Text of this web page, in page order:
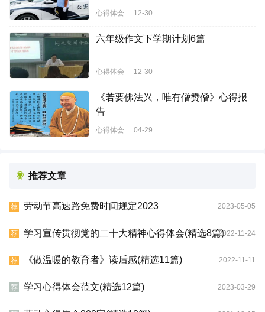
心得体会 12-30
六年级作文下学期计划6篇
心得体会 12-30
《若要佛法兴，唯有僧赞僧》心得报
告
心得体会 04-29
推荐文章
荐 劳动节高速路免费时间规定2023 2023-05-05
荐 学习宣传贯彻党的二十大精神心得体会(精选8篇)2022-11-24
荐 《做温暖的教育者》读后感(精选11篇) 2022-11-11
荐 学习心得体会范文(精选12篇) 2023-03-29